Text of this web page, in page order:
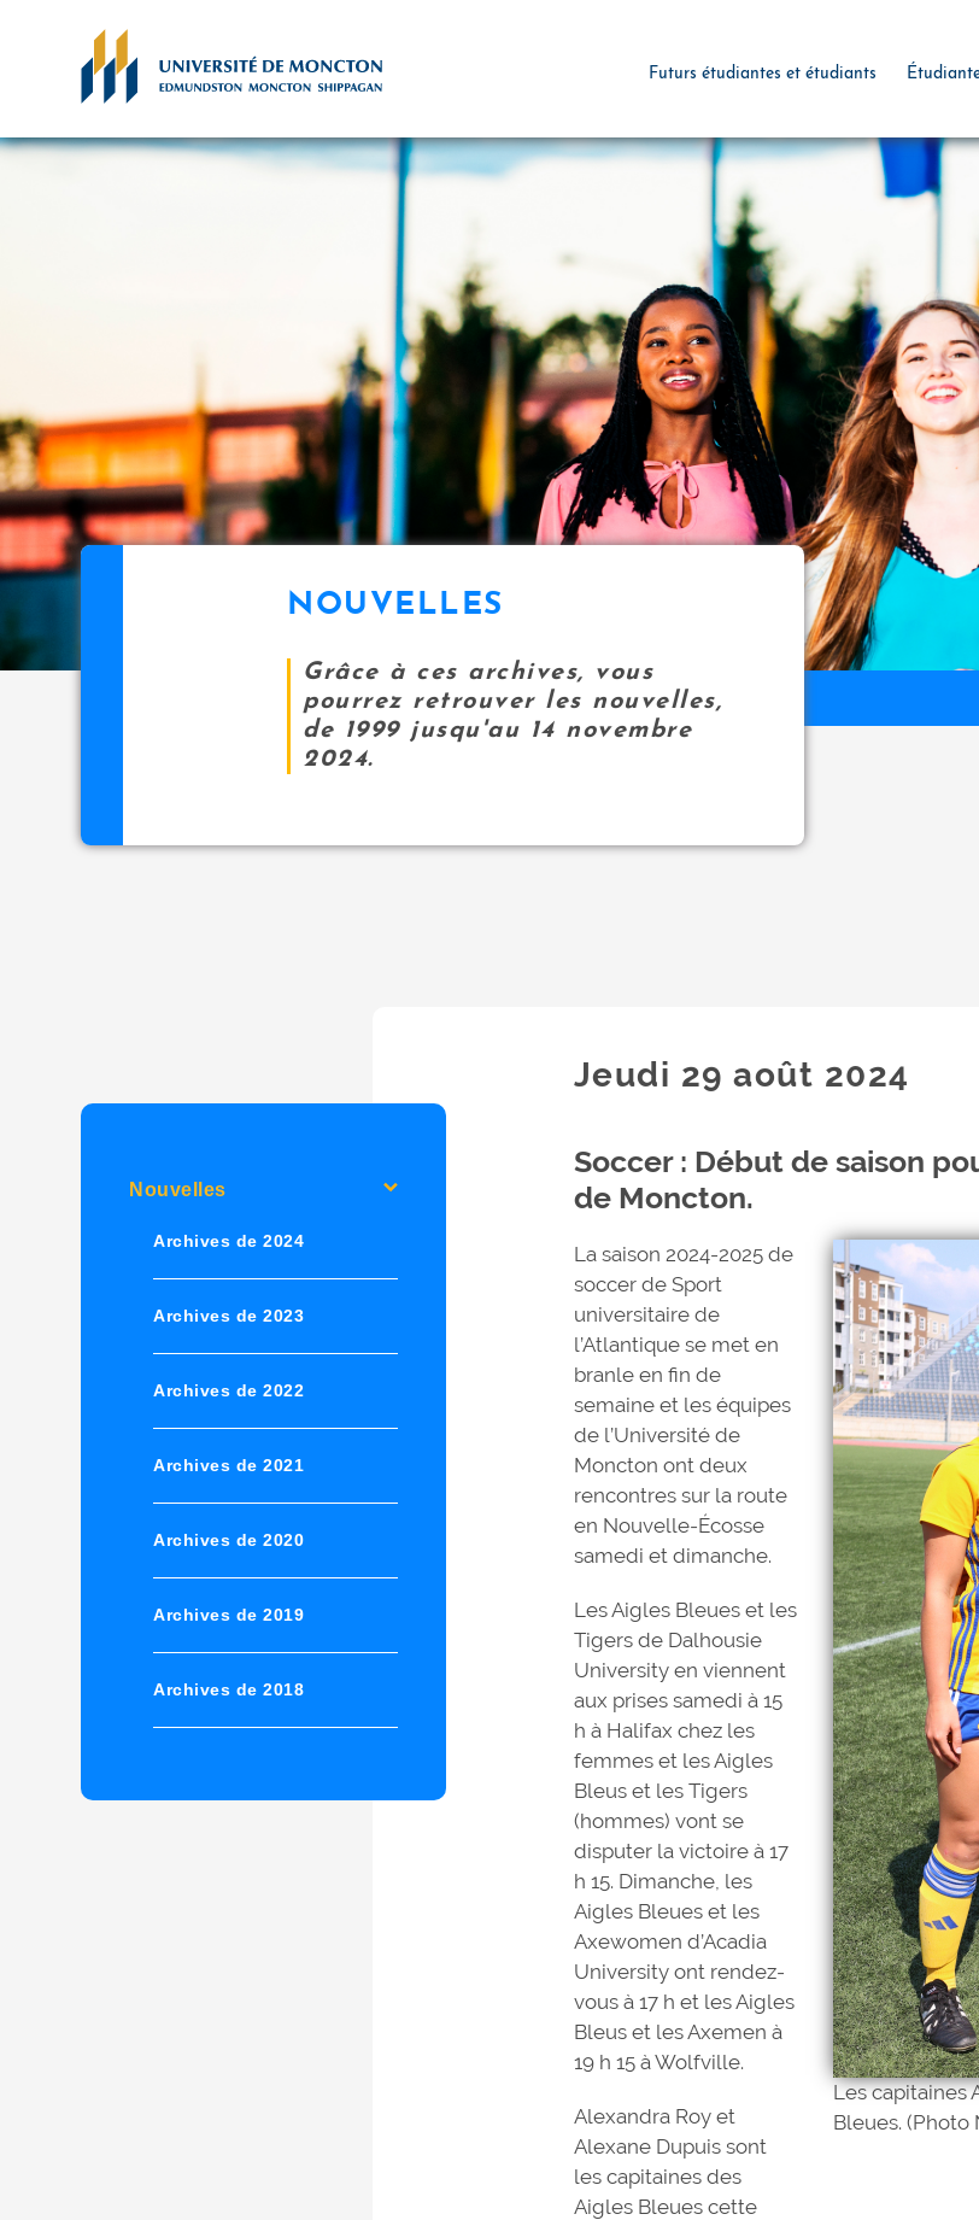
Futurs étudiantes et étudiants
NOUVELLES
Grâce à ces archives, vous
pourrez retrouver les nouvelles,
de 1999 jusqu'au 14 novembre
2024.
Nouvelles
Archives de 2024
Archives de 2023
Archives de 2022
Archives de 2021
Archives de 2020
Archives de 2019
Archives de 2018
Jeudi 29août 2024
Soccer : Début de saison
de Moncton.
Les capitaines
Bleues. (Photo
La saison 2024-2025 de
soccer de Sport
universitaire de
l’Atlantique se met en
branle en fin de
semaine et les équipes
de l’Université de
Moncton ont deux
rencontres sur la route
en Nouvelle-Écosse
samedi et dimanche.
Les Aigles Bleues et les
Tigers de Dalhousie
University en viennent
aux prises samedi à 15
h à Halifax chez les
femmes et les Aigles
Bleus et les Tigers
(hommes) vont se
disputer la victoire à 17
h 15. Dimanche, les
Aigles Bleues et les
Axewomen d’Acadia
University ont rendez-
vous à 17 h et les Aigles
Bleus et les Axemen à
19 h 15 à Wolfville.
Alexandra Roy et
Alexane Dupuis sont
les capitaines des
Aigles Bleues cette